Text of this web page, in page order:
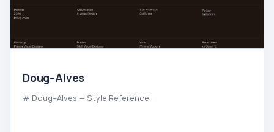
Doug–Alves
# Doug–Alves — Style Reference